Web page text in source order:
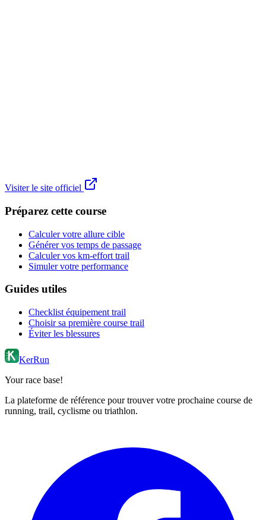
Visiter le site officiel
Préparez cette course
Calculer votre allure cible
Générer vos temps de passage
Calculer vos km-effort trail
Simuler votre performance
Guides utiles
Checklist équipement trail
Choisir sa première course trail
Éviter les blessures
KerRun
Your race base!
La plateforme de référence pour trouver votre prochaine course de
running, trail, cyclisme ou triathlon.